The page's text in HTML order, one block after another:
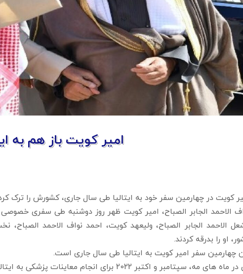
امیر کویت باز هم به
کویت در چهارمین سفر خود به ایتالیا طی سال جاری، کشورش را ترک
الاحمد الجابر الصباح، امیر کویت ظهر روز دوشنبه طی سفری
الاحمد الجابر الصباح، ولیعهد کویت، احمد نواف الاحمد الصباح،
او را بدرقه کردند.
چهارمین سفر امیر کویت به ایتالیا طی سال جاری است.
های مه، سپتامبر و اکتبر 2022 برای انجام معاینات پزشکی به ایتالیا رفته بود.